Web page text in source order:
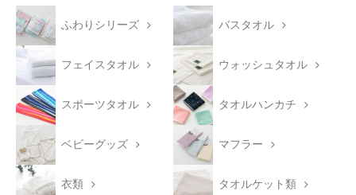
ふわりシリーズ バスタオル
フェイスタオル ウォッシュタオル
スポーツタオル タオルハンカチ
ベビーグッズ マフラー
衣類 タオルケット類